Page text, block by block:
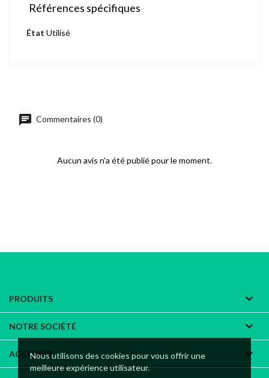
Nous utilisons des cookies pour vous offrir une
meilleure expérience utilisateur.
Références spécifiques
État Utilisé
chat Commentaires (0)
Aucun avis n'a été publié pour le moment.
PRODUITS 
NOTRE SOCIÉTÉ 
ACCOUNT 